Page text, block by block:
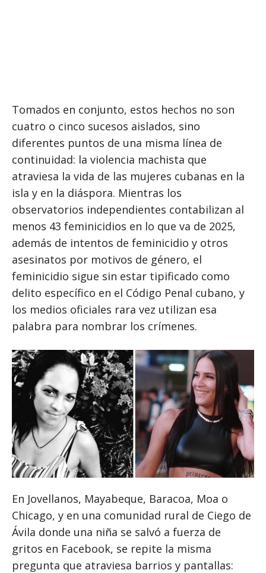
Tomados en conjunto, estos hechos no son
cuatro o cinco sucesos aislados, sino
diferentes puntos de una misma línea de
continuidad: la violencia machista que
atraviesa la vida de las mujeres cubanas en la
isla y en la diáspora. Mientras los
observatorios independientes contabilizan al
menos 43 feminicidios en lo que va de 2025,
además de intentos de feminicidio y otros
asesinatos por motivos de género, el
feminicidio sigue sin estar tipificado como
delito específico en el Código Penal cubano, y
los medios oficiales rara vez utilizan esa
palabra para nombrar los crímenes.
En Jovellanos, Mayabeque, Baracoa, Moa o
Chicago, y en una comunidad rural de Ciego de
Ávila donde una niña se salvó a fuerza de
gritos en Facebook, se repite la misma
pregunta que atraviesa barrios y pantallas: